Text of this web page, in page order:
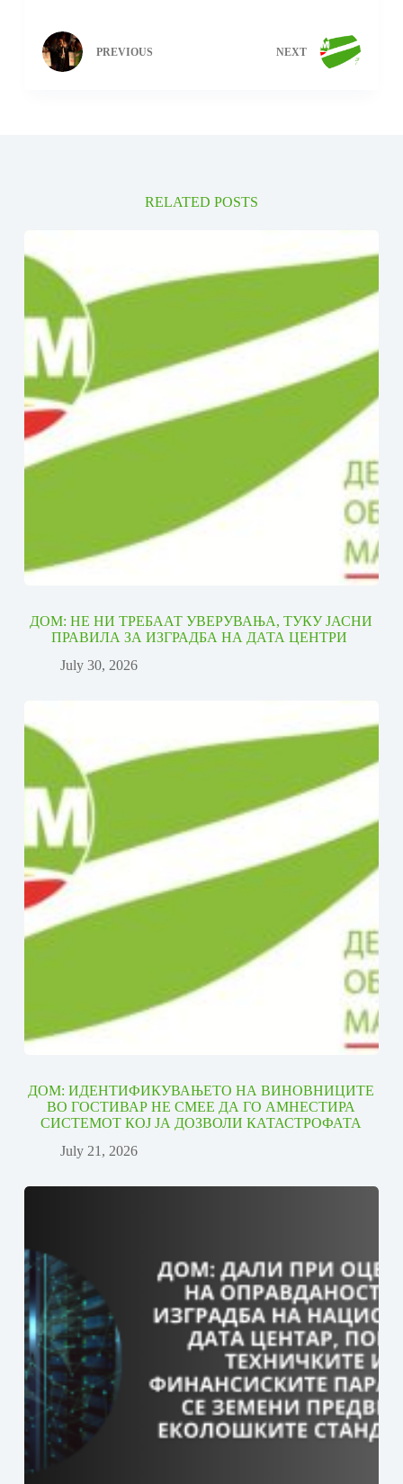
PREVIOUS NEXT
RELATED POSTS
ДОМ: НЕ НИ ТРЕБААТ УВЕРУВАЊА, ТУКУ ЈАСНИ
ПРАВИЛА ЗА ИЗГРАДБА НА ДАТА ЦЕНТРИ
July 30, 2026
ДОМ: ИДЕНТИФИКУВАЊЕТО НА ВИНОВНИЦИТЕ
ВО ГОСТИВАР НЕ СМЕЕ ДА ГО АМНЕСТИРА
СИСТЕМОТ КОЈ ЈА ДОЗВОЛИ КАТАСТРОФАТА
July 21, 2026